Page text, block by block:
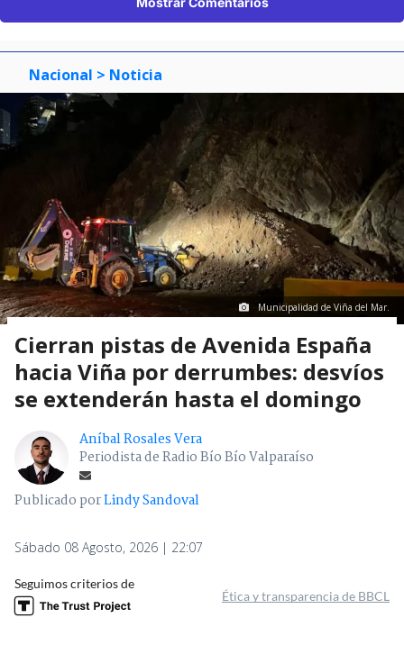
Nacional > Noticia
Municipalidad de Viña del Mar.
Cierran pistas de Avenida España
hacia Viña por derrumbes: desvíos
se extenderán hasta el domingo
Aníbal Rosales Vera
Periodista de Radio Bío Bío Valparaíso
Publicado porLindy Sandoval
Sábado 08 Agosto, 2026 | 22:07
Seguimos criterios de
Ética y transparencia de BBCL